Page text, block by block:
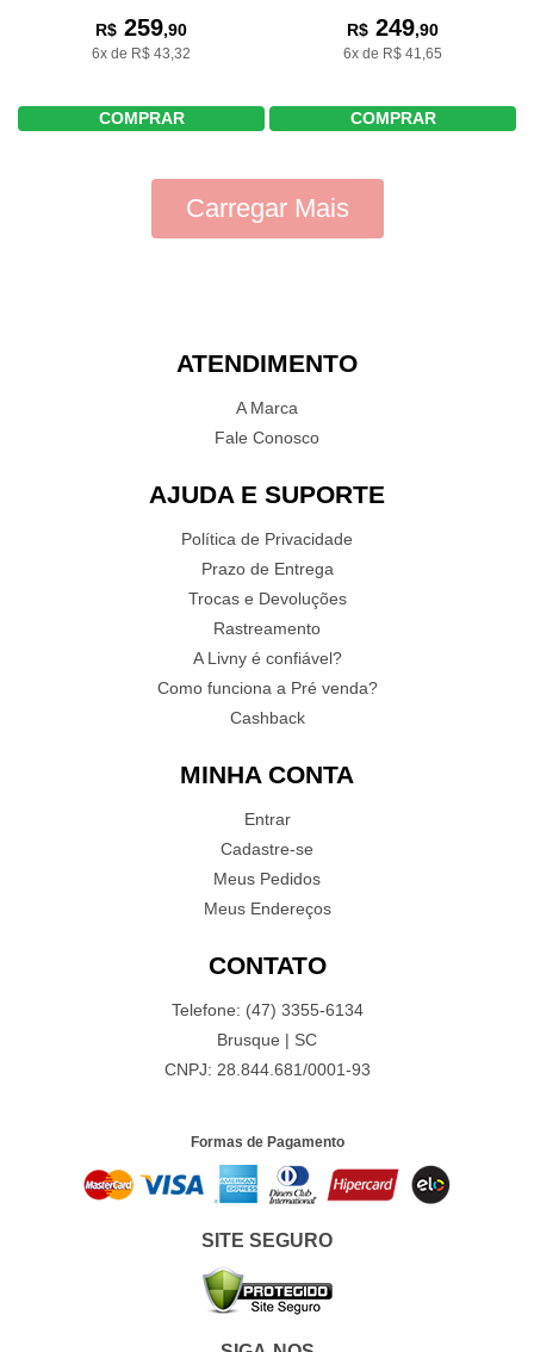
R$ 259,90
6x de R$ 43,32
COMPRAR
R$ 249,90
6x de R$ 41,65
COMPRAR
Carregar Mais
ATENDIMENTO
A Marca
Fale Conosco
AJUDA E SUPORTE
Política de Privacidade
Prazo de Entrega
Trocas e Devoluções
Rastreamento
A Livny é confiável?
Como funciona a Pré venda?
Cashback
MINHA CONTA
Entrar
Cadastre-se
Meus Pedidos
Meus Endereços
CONTATO
Telefone: (47) 3355-6134
Brusque | SC
CNPJ: 28.844.681/0001-93
Formas de Pagamento
SITE SEGURO